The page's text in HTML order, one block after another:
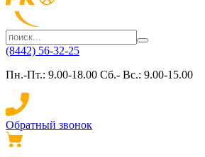
(8442) 56-32-25
Пн.-Пт.: 9.00-18.00 Сб.- Вс.: 9.00-15.00
Обратный звонок